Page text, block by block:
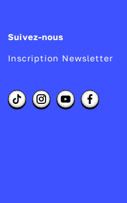
Suivez-nous
Inscription Newsletter